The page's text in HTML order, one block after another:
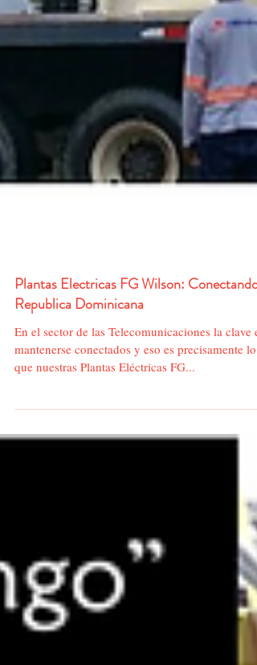
Plantas Electricas FG Wilson: Conectando a
Republica Dominicana
En el sector de las Telecomunicaciones la clave es
mantenerse conectados y eso es precisamente lo